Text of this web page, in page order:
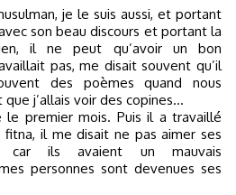
je le suis aussi, et portant
son beau discours et portant la
il ne peut qu’avoir un bon
pas, me disait souvent qu’il
des poèmes quand nous
j’allais voir des copines...
le premier mois. Puis il a travaillé
il me disait ne pas aimer ses
car ils avaient un mauvais
personnes sont devenues ses